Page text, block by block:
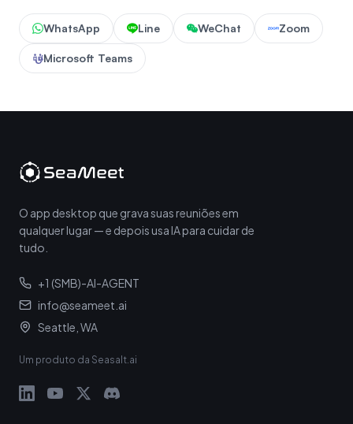
WhatsApp Line WeChat Zoom
Microsoft Teams
O app desktop que grava suas reuniões em
qualquer lugar — e depois usa IA para cuidar de
tudo.
+1 (SMB)-AI-AGENT
info@seameet.ai
Seattle, WA
Um produto da Seasalt.ai